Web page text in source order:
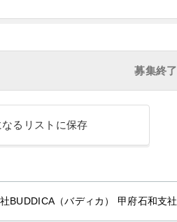
募集終了
なるリストに保存
BUDDICA（バディカ） 甲府石和支社